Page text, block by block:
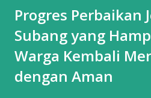
Progres Perbaikan
Subang yang
Warga Kembali
dengan Aman